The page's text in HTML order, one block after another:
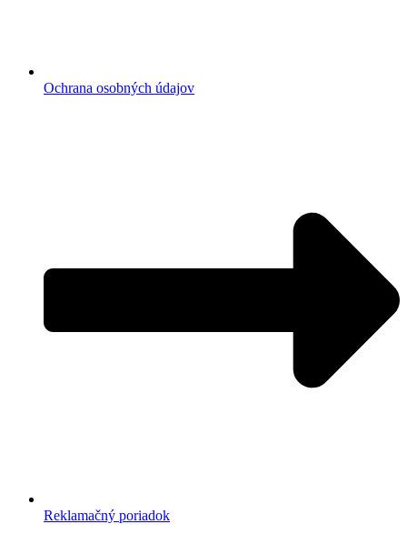
Ochrana osobných údajov
Reklamačný poriadok